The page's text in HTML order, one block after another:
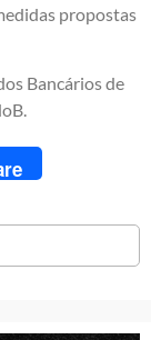
propostas
Bancários de